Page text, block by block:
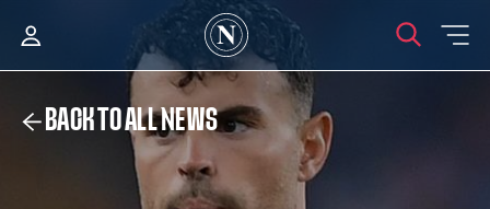
BACK TO ALL NEWS